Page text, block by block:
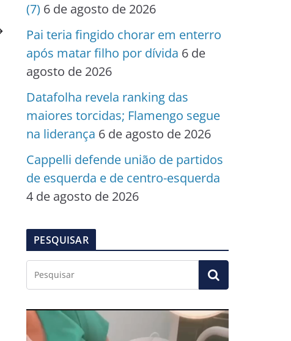
(7) 6 de agosto de 2026
Pai teria fingido chorar em enterro
após matar filho por dívida 6 de
agosto de 2026
Datafolha revela ranking das
maiores torcidas; Flamengo segue
na liderança 6 de agosto de 2026
Cappelli defende união de partidos
de esquerda e de centro-esquerda
4 de agosto de 2026
PESQUISAR